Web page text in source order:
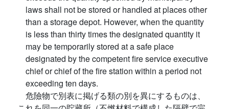
laws shall not be stored or handled at places other
than a storage depot. However, when the quantity
is less than thirty times the designated quantity it
may be temporarily stored at a safe place
designated by the competent fire service executive
chief or chief of the fire station within a period not
exceeding ten days.
危險物で別表に掲げる類の別を異にするものは、